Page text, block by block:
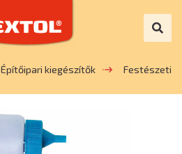
Építőipari kiegészítők Festészeti